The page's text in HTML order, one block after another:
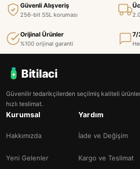
Güvenli Alışveriş
256-bit SSL koruması
Orijinal Ürünler
%100 orijinal garanti
7/
Bitilaci
Güvenilir tedarikçilerden seçilmiş kaliteli
hızlı teslimat.
Kurumsal
Hakkımızda
Yeni Gelenler
Yardım
İade ve Değişim
Kargo ve Teslimat